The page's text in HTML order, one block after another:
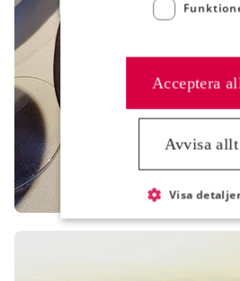
Acceptera
Avvisa allt
Visa